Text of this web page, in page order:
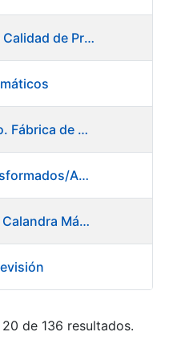
BE 09/24 - Controlador de Calidad de Preimpresión
Jefe de Control Productivo. Fábrica de Papel
Ayudante Polivalente Transformados/Acabados. Fábrica de Papel.
Ayudante de Encoladora y Calandra Máquina de Papel. Fábrica de Papel
de 136 resultados.